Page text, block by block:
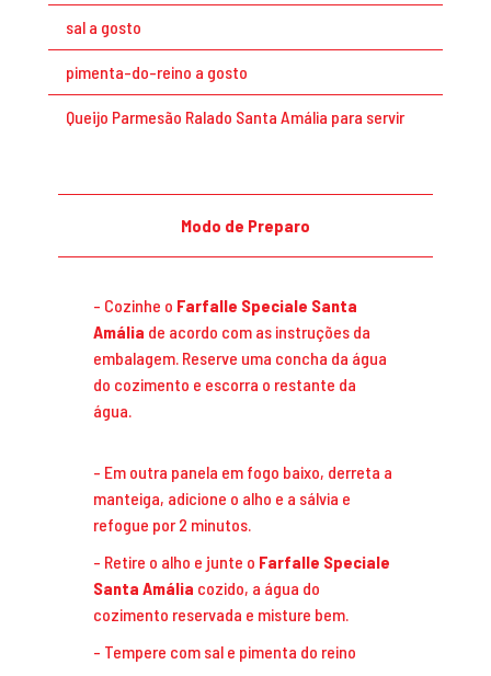
sal a gosto
pimenta-do-reino a gosto
Queijo Parmesão Ralado Santa Amália para servir
Modo de Preparo
Cozinhe o Farfalle Speciale Santa
Amália de acordo com as instruções da
embalagem. Reserve uma concha da água
do cozimento e escorra o restante da
água.
Em outra panela em fogo baixo, derreta a
manteiga, adicione o alho e a sálvia e
refogue por 2 minutos.
Retire o alho e junte o Farfalle Speciale
Santa Amália cozido, a água do
cozimento reservada e misture bem.
Tempere com sal e pimenta do reino